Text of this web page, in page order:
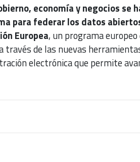
economía y negocios se
para federar los datos
Europea, un programa
través de las nuevas
electrónica que permite